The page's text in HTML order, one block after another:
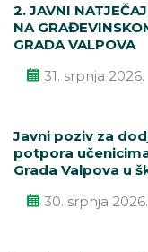
2. JAVNI
NA
GRADA VALPOVA
31. srpnja 2026.
Javni poziv za
potpora
Grada Valpova u
30. srpnja 2026.